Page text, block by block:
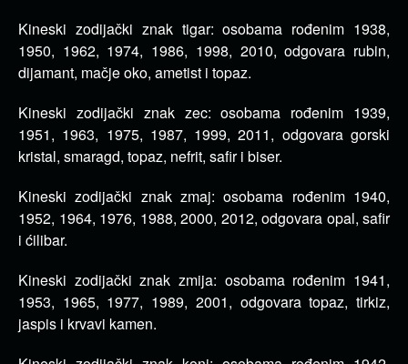
Kineski zodijački znak tigar: osobama rođenim 1938,
1950, 1962, 1974, 1986, 1998, 2010, odgovara rubin,
dijamant, mačje oko, ametist i topaz.
Kineski zodijački znak zec: osobama rođenim 1939,
1951, 1963, 1975, 1987, 1999, 2011, odgovara gorski
kristal, smaragd, topaz, nefrit, safir i biser.
Kineski zodijački znak zmaj: osobama rođenim 1940,
1952, 1964, 1976, 1988, 2000, 2012, odgovara opal, safir
i ćilibar.
Kineski zodijački znak zmija: osobama rođenim 1941,
1953, 1965, 1977, 1989, 2001, odgovara topaz, tirkiz,
jaspis i krvavi kamen.